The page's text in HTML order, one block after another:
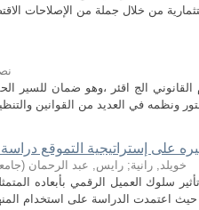
الج اقئر ،وهو ضمان للسير
خويلد, رانية; رايس, عبد الرحمان (
سلوك العميل الرقمي بأبعاده